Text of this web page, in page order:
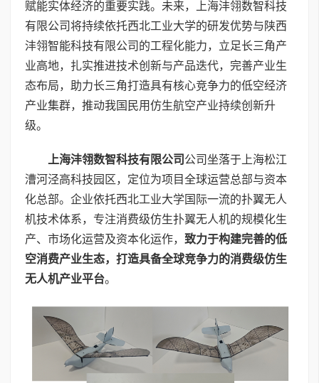
赋能实体经济的重要实践。未来，上海沣翎数智科技
有限公司将持续依托西北工业大学的研发优势与陕西
沣翎智能科技有限公司的工程化能力，立足长三角产
业高地，扎实推进技术创新与产品迭代，完善产业生
态布局，助力长三角打造具有核心竞争力的低空经济
产业集群，推动我国民用仿生航空产业持续创新升
级。
上海沣翎数智科技有限公司 公司坐落于上海松江
漕河泾高科技园区，定位为项目全球运营总部与资本
化总部。企业依托西北工业大学国际一流的扑翼无人
机技术体系，专注消费级仿生扑翼无人机的规模化生
产、市场化运营及资本化运作， 致力于构建完善的低
空消费产业生态，打造具备全球竞争力的消费级仿生
无人机产业平台。